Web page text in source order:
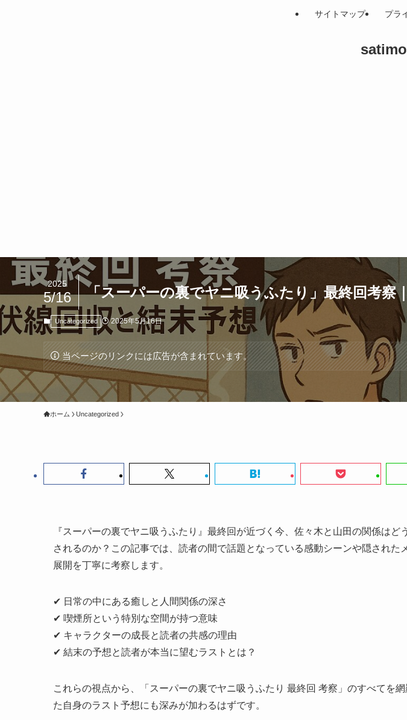
サイトマップ プラ
「スーパーの裏でヤニ吸うふたり」最終回考察
2025
5/16
Uncategorized 2025年5月16日
当ページのリンクには広告が含まれています。
ホーム Uncategorized
『スーパーの裏でヤニ吸うふたり』最終回が近づく今、佐々木と山田の関係はど
されるのか？この記事では、読者の間で話題となっている感動シーンや隠された
展開を丁寧に考察します。
✔ 日常の中にある癒しと人間関係の深さ
✔ 喫煙所という特別な空間が持つ意味
✔ キャラクターの成長と読者の共感の理由
✔ 結末の予想と読者が本当に望むラストとは？
これらの視点から、「スーパーの裏でヤニ吸うふたり 最終回 考察」のすべてを
た自身のラスト予想にも深みが加わるはずです。